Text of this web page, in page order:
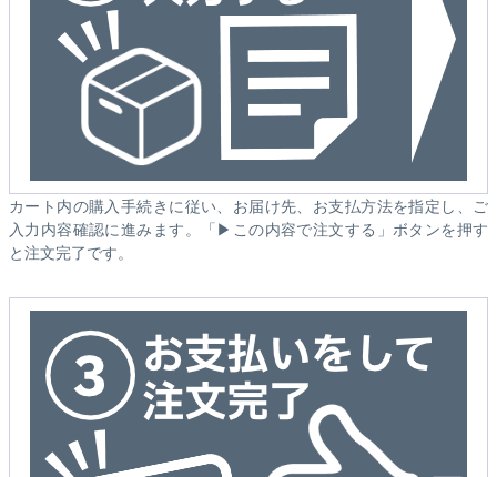
カート内の購入手続きに従い、お届け先、お支払方法を指定し、ご
入力内容確認に進みます。「▶この内容で注文する」ボタンを押す
と注文完了です。